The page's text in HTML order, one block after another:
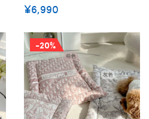
ル ブランド 犬用ベッドパッ
湿 通気性 快適 柔らかい 滑
りにくい 清潔キープ SML
¥6,990
-20%